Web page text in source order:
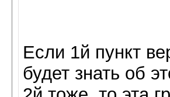
Если 1й пункт
будет знать об